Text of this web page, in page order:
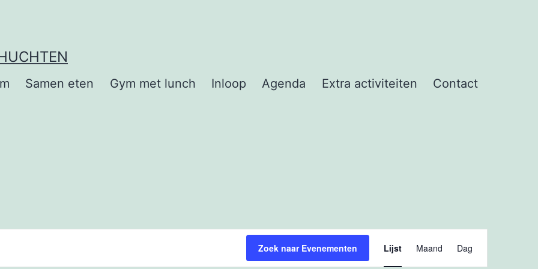
Samen eten Gym met lunch Inloop Agenda Extra activiteiten Contact
Zoek naar Evenementen
Evenement
Lijst Maand Dag